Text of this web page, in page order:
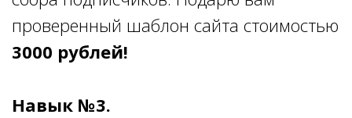
проверенный шаблон сайта стоимостью
3000 рублей!
Навык №3.